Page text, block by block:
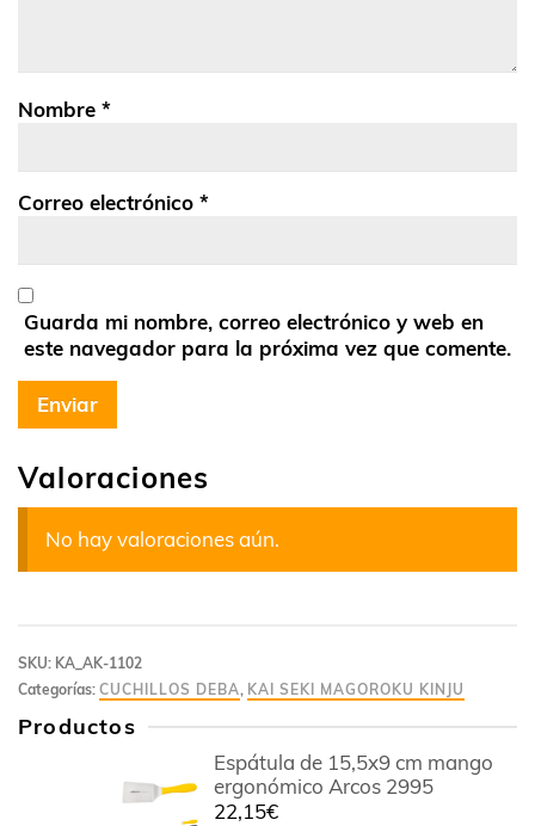
Valoraciones
No hay valoraciones aún.
Nombre *
Correo electrónico *
Guarda mi nombre, correo electrónico y web en
este navegador para la próxima vez que comente.
SKU: KA_AK-1102
Categorías: CUCHILLOS DEBA, KAI SEKI MAGOROKU KINJU
Productos
Espátula de 15,5x9 cm mango
ergonómico Arcos 2995
22,15€